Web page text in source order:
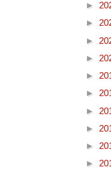
►
►
►
►
►
►
►
►
►
►